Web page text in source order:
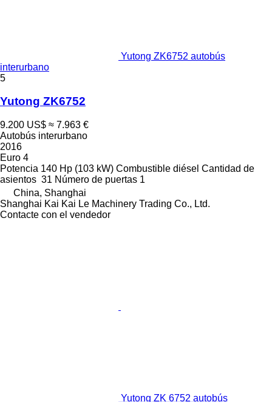
Yutong ZK6752 autobús
interurbano
5
Yutong ZK6752
9.200 US$ ≈ 7.963 €
Autobús interurbano
2016
Euro 4
Potencia 140 Hp (103 kW) Combustible diésel Cantidad de
asientos 31 Número de puertas 1
China, Shanghai
Shanghai Kai Kai Le Machinery Trading Co., Ltd.
Contacte con el vendedor
Yutong ZK 6752 autobús